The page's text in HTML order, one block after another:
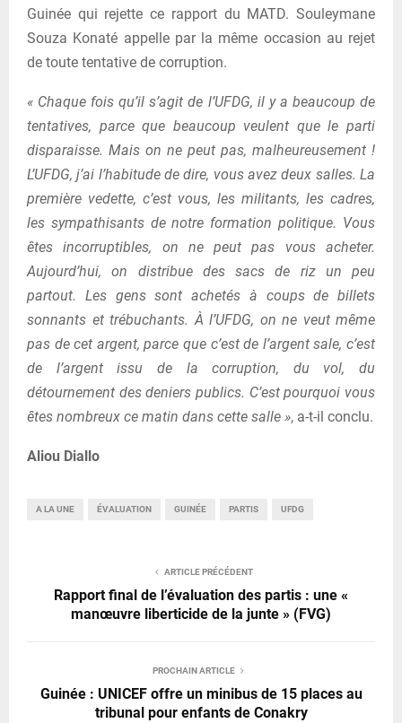
Guinée qui rejette ce rapport du MATD. Souleymane
Souza Konaté appelle par la même occasion au rejet
de toute tentative de corruption.
« Chaque fois qu’il s’agit de l’UFDG, il y a beaucoup de
tentatives, parce que beaucoup veulent que le parti
disparaisse. Mais on ne peut pas, malheureusement !
L’UFDG, j’ai l’habitude de dire, vous avez deux salles. La
première vedette, c’est vous, les militants, les cadres,
les sympathisants de notre formation politique. Vous
êtes incorruptibles, on ne peut pas vous acheter.
Aujourd’hui, on distribue des sacs de riz un peu
partout. Les gens sont achetés à coups de billets
sonnants et trébuchants. À l’UFDG, on ne veut même
pas de cet argent, parce que c’est de l’argent sale, c’est
de l’argent issu de la corruption, du vol, du
détournement des deniers publics. C’est pourquoi vous
êtes nombreux ce matin dans cette salle », a-t-il conclu.
Aliou Diallo
A LA UNE ÉVALUATION GUINÉE PARTIS UFDG
ARTICLE PRÉCÉDENT
Rapport final de l’évaluation des partis : une «
manœuvre liberticide de la junte » (FVG)
PROCHAIN ARTICLE
Guinée : UNICEF offre un minibus de 15 places au
tribunal pour enfants de Conakry